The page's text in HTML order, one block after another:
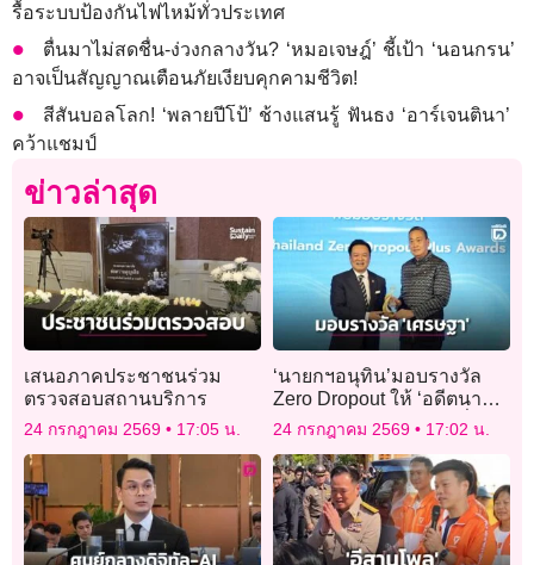
รื้อระบบป้องกันไฟไหม้ทั่วประเทศ
ตื่นมาไม่สดชื่น-ง่วงกลางวัน? ‘หมอเจษฎ์’ ชี้เป้า ‘นอนกรน’
อาจเป็นสัญญาณเตือนภัยเงียบคุกคามชีวิต!
สีสันบอลโลก! ‘พลายปีโป้’ ช้างแสนรู้ ฟันธง ‘อาร์เจนตินา’
คว้าแชมป์
ข่าวล่าสุด
เสนอภาคประชาชนร่วม
ตรวจสอบสถานบริการ
24 กรกฎาคม 2569 17:05 น.
‘นายกฯอนุทิน’มอบรางวัล
Zero Dropout ให้ ‘อดีตนา
ยกฯเศรษฐา’ในฐานะผู้เริ่ม
โครงการ
24 กรกฎาคม 2569 17:02 น.